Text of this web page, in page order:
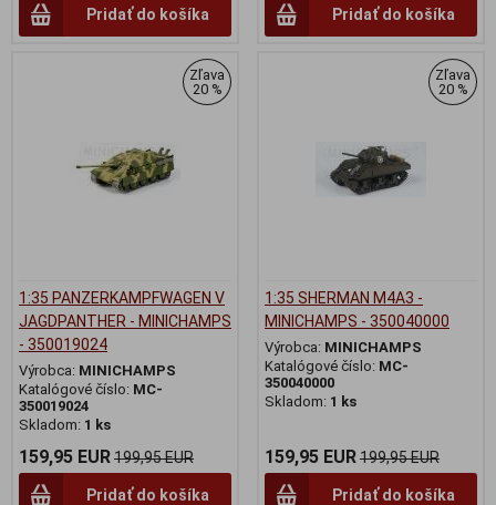
Pridať do košíka Pridať do košíka
Zľava
20 %
1:35 PANZERKAMPFWAGEN V
JAGDPANTHER - MINICHAMPS
- 350019024
Výrobca: MINICHAMPS
Katalógové číslo: MC-
350019024
Skladom: 1 ks
159,95 EUR199,95 EUR
Pridať do košíka
Zľava
20 %
1:35 SHERMAN M4A3 -
MINICHAMPS - 350040000
Výrobca: MINICHAMPS
Katalógové číslo: MC-
350040000
Skladom: 1 ks
159,95 EUR199,95 EUR
Pridať do košíka